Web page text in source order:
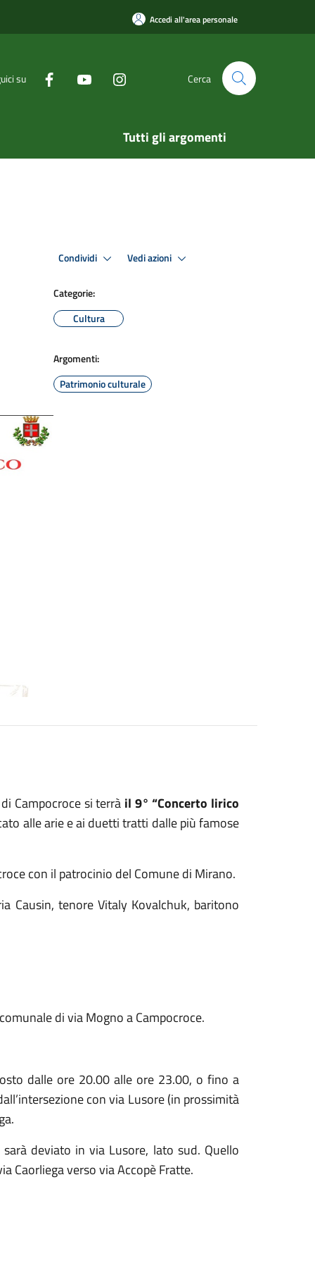
Accedi all'area personale
su Cerca
Tutti gli argomenti
Condividi Vedi azioni
Categorie:
Cultura
Argomenti:
Patrimonio culturale
Campocroce si terrà il 9° “Concerto lirico
alle arie e ai duetti tratti dalle più famose
con il patrocinio del Comune di Mirano.
Causin, tenore Vitaly Kovalchuk, baritono
di via Mogno a Campocroce.
dalle ore 20.00 alle ore 23.00, o fino a
con via Lusore (in prossimità
deviato in via Lusore, lato sud. Quello
Caorliega verso via Accopè Fratte.